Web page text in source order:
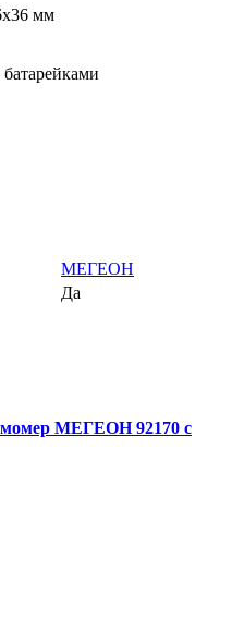
мм
батарейками
МЕГЕОН
Да
МЕГЕОН 92170 с